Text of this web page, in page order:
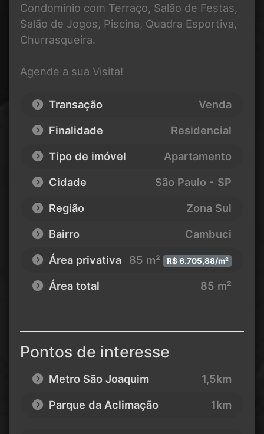
Condomínio com Terraço, Salão de Festas,
Salão de Jogos, Piscina, Quadra Esportiva,
Churrasqueira.
Agende a sua Visita!
Transação
Venda
Finalidade
Residencial
Tipo de imóvel
Apartamento
Cidade
São Paulo - SP
Região
Zona Sul
Bairro
Cambuci
Área privativa
85 m² R$ 6.705,88/m²
Área total 85 m²
Pontos de interesse
Metro São Joaquim
1,5km
Parque da Aclimação
1km